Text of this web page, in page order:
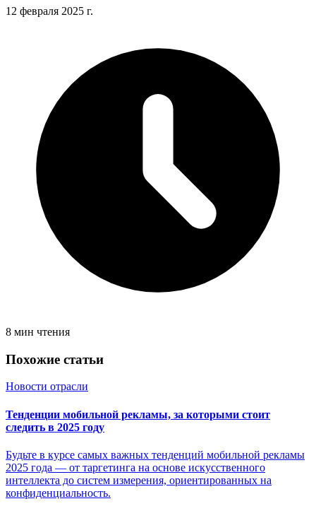
12 февраля 2025 г.
8 мин чтения
Похожие статьи
Новости отрасли
Тенденции мобильной рекламы, за которыми стоит
следить в 2025 году
Будьте в курсе самых важных тенденций мобильной рекламы
2025 года — от таргетинга на основе искусственного
интеллекта до систем измерения, ориентированных на
конфиденциальность.